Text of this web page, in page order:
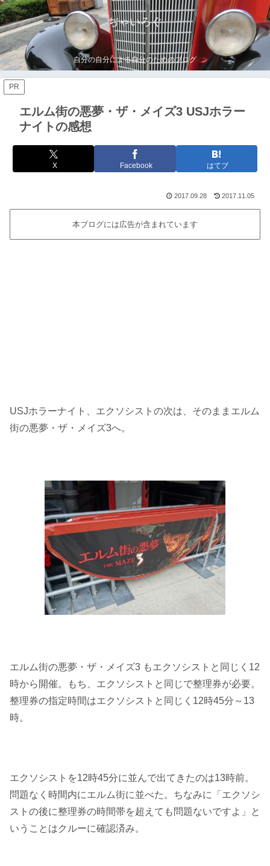
ぢゃいろぐ
自分の自分による自分のためのブログ
PR
エルム街の悪夢・ザ・メイズ3 USJホラー
ナイトの感想
X Facebook はてブ
2017.09.28 2017.11.05
本ブログには広告が含まれています
USJホラーナイト、エクソシストの次は、そのままエルム
街の悪夢・ザ・メイズ3へ。
エルム街の悪夢・ザ・メイズ3 もエクソシストと同じく12
時から開催。もち、エクソシストと同じで整理券が必要。
整理券の指定時間はエクソシストと同じく12時45分～13
時。
エクソシストを12時45分に並んで出てきたのは13時前。
問題なく時間内にエルム街に並べた。ちなみに「エクソシ
ストの後に整理券の時間帯を超えても問題ないですよ」と
いうことはクルーに確認済み。